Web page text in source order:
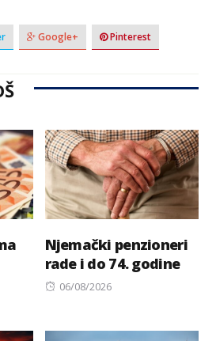
Google+ Pinterest
Njemački penzioneri
rade i do 74. godine
Posted
06/08/2026